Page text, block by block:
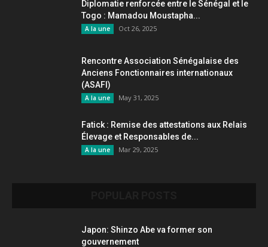
Diplomatie renforcée entre le Sénégal et le
Togo : Mamadou Moustapha...
A la une Oct 26, 2025
Rencontre Association Sénégalaise des
Anciens Fonctionnaires internationaux
(ASAFI)
A la une May 31, 2025
Fatick : Remise des attestations aux Relais
Élevage et Responsables de...
A la une Mar 29, 2025
Japon: Shinzo Abe va former son
gouvernement